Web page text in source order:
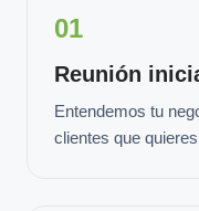
01
Reunión
Entendemos tu
clientes que